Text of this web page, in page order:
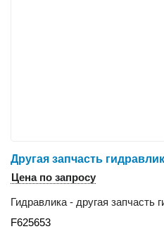
Цена по запросу
Гидравлика - другая запчасть
F625653